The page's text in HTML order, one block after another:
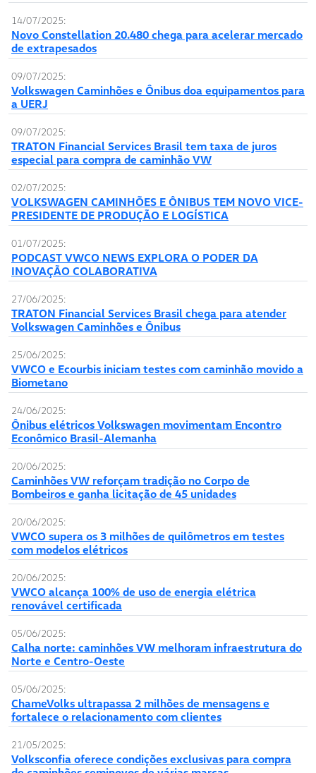
14/07/2025:
Novo Constellation 20.480 chega para acelerar mercado
de extrapesados
09/07/2025:
Volkswagen Caminhões e Ônibus doa equipamentos para
a UERJ
09/07/2025:
TRATON Financial Services Brasil tem taxa de juros
especial para compra de caminhão VW
02/07/2025:
VOLKSWAGEN CAMINHÕES E ÔNIBUS TEM NOVO VICE-
PRESIDENTE DE PRODUÇÃO E LOGÍSTICA
01/07/2025:
PODCAST VWCO NEWS EXPLORA O PODER DA
INOVAÇÃO COLABORATIVA
27/06/2025:
TRATON Financial Services Brasil chega para atender
Volkswagen Caminhões e Ônibus
25/06/2025:
VWCO e Ecourbis iniciam testes com caminhão movido a
Biometano
24/06/2025:
Ônibus elétricos Volkswagen movimentam Encontro
Econômico Brasil-Alemanha
20/06/2025:
Caminhões VW reforçam tradição no Corpo de
Bombeiros e ganha licitação de 45 unidades
20/06/2025:
VWCO supera os 3 milhões de quilômetros em testes
com modelos elétricos
20/06/2025:
VWCO alcança 100% de uso de energia elétrica
renovável certificada
05/06/2025:
Calha norte: caminhões VW melhoram infraestrutura do
Norte e Centro-Oeste
05/06/2025:
ChameVolks ultrapassa 2 milhões de mensagens e
fortalece o relacionamento com clientes
21/05/2025:
Volksconfia oferece condições exclusivas para compra